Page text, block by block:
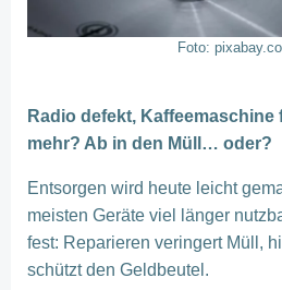
Foto:
Radio defekt,
mehr? Ab in den Müll… oder?
Entsorgen wird heute leicht
meisten Geräte viel länger
fest: Reparieren veringert Müll,
schützt den Geldbeutel.